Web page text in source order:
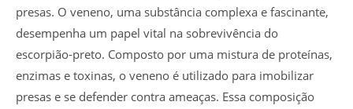
presas. O veneno, uma substância complexa e fascinante,
desempenha um papel vital na sobrevivência do
escorpião-preto. Composto por uma mistura de proteínas,
enzimas e toxinas, o veneno é utilizado para imobilizar
presas e se defender contra ameaças. Essa composição